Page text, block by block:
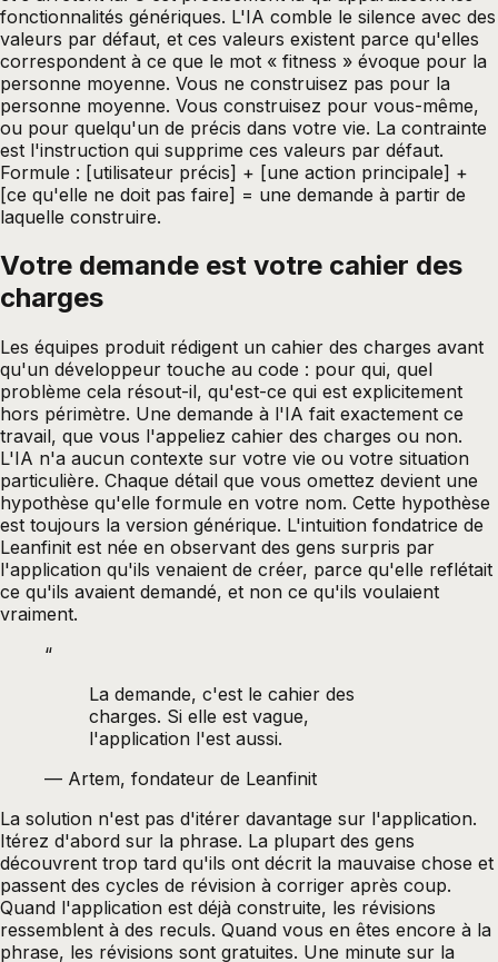
fonctionnalités génériques. L'IA comble le silence avec des
valeurs par défaut, et ces valeurs existent parce qu'elles
correspondent à ce que le mot « fitness » évoque pour la
personne moyenne. Vous ne construisez pas pour la
personne moyenne. Vous construisez pour vous-même,
ou pour quelqu'un de précis dans votre vie. La contrainte
est l'instruction qui supprime ces valeurs par défaut.
Formule : [utilisateur précis] + [une action principale] +
[ce qu'elle ne doit pas faire] = une demande à partir de
laquelle construire.
Votre demande est votre cahier des
charges
Les équipes produit rédigent un cahier des charges avant
qu'un développeur touche au code : pour qui, quel
problème cela résout-il, qu'est-ce qui est explicitement
hors périmètre. Une demande à l'IA fait exactement ce
travail, que vous l'appeliez cahier des charges ou non.
L'IA n'a aucun contexte sur votre vie ou votre situation
particulière. Chaque détail que vous omettez devient une
hypothèse qu'elle formule en votre nom. Cette hypothèse
est toujours la version générique. L'intuition fondatrice de
Leanfinit est née en observant des gens surpris par
l'application qu'ils venaient de créer, parce qu'elle reflétait
ce qu'ils avaient demandé, et non ce qu'ils voulaient
vraiment.
“
La demande, c'est le cahier des
charges. Si elle est vague,
l'application l'est aussi.
— Artem, fondateur de Leanfinit
La solution n'est pas d'itérer davantage sur l'application.
Itérez d'abord sur la phrase. La plupart des gens
découvrent trop tard qu'ils ont décrit la mauvaise chose et
passent des cycles de révision à corriger après coup.
Quand l'application est déjà construite, les révisions
ressemblent à des reculs. Quand vous en êtes encore à la
phrase, les révisions sont gratuites. Une minute sur la